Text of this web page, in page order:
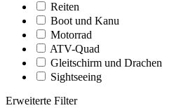
Reiten
Boot und Kanu
Motorrad
ATV-Quad
Gleitschirm und Drachen
Sightseeing
Erweiterte Filter